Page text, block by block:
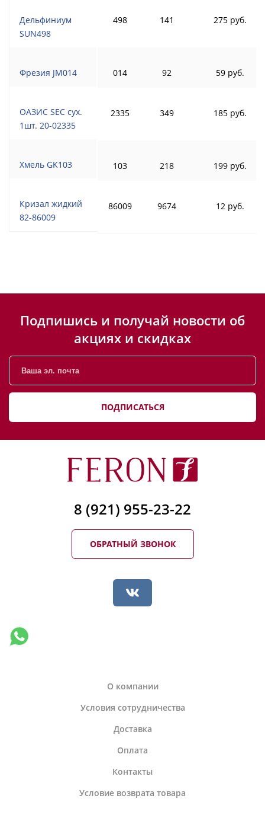
Дельфиниум
SUN498
Фрезия JM014
ОАЗИС SEC сух.
1шт. 20-02335
Хмель GK103
Кризал жидкий
82-86009
498 141 275 руб.
014 92 59 руб.
2335 349 185 руб.
103 218 199 руб.
86009 9674 12 руб.
Подпишись и получай новости об
акциях и скидках
ПОДПИСАТЬСЯ
8 (921) 955-23-22
ОБРАТНЫЙ ЗВОНОК
О компании
Условия сотрудничества
Доставка
Оплата
Контакты
Условие возврата товара